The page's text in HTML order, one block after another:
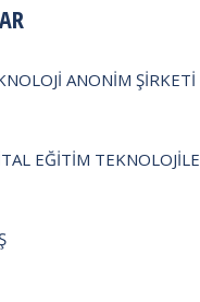
ANONİM ŞİRKETİ
EĞİTİM